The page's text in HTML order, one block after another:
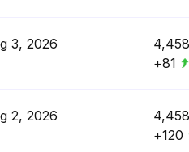
3, 2026
+81
2, 2026
+120